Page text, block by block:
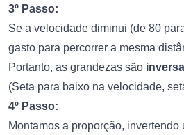
3º Passo:
Se a velocidade diminui (de 80
gasto para percorrer a mesma
Portanto, as grandezas são
(Seta para baixo na velocidade,
4º Passo:
Montamos a proporção, invertendo